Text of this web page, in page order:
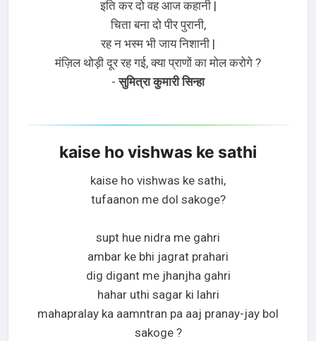
इति कर दो वह आज कहानी |
चिता बना दो पीर पुरानी,
रह न भस्म भी जाय निशानी |
मंज़िल थोड़ी दूर रह गई, क्या प्राणों का मोल करोगे ?
-सुमित्रा कुमारी सिन्हा
kaise ho vishwas ke sathi
kaise ho vishwas ke sathi,
tufaanon me dol sakoge?
supt hue nidra me gahri
ambar ke bhi jagrat prahari
dig digant me jhanjha gahri
hahar uthi sagar ki lahri
mahapralay ka aamntran pa aaj pranay-jay bol
sakoge ?